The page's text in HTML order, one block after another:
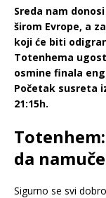
Sreda nam
širom Evrope, a
koji će biti
Totenhema
osmine finala
Početak susreta
21:15h.
da
Sigurno se svi